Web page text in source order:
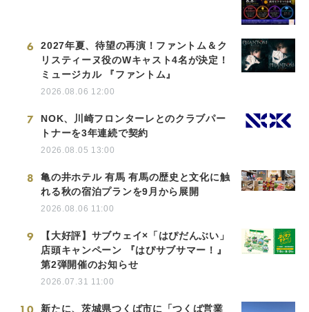
6
2027年夏、待望の再演！ファントム＆ク
リスティーヌ役のWキャスト4名が決定！
ミュージカル 『ファントム』
2026.08.06 12:00
7
NOK、川崎フロンターレとのクラブパー
トナーを3年連続で契約
2026.08.05 13:00
8
亀の井ホテル 有馬 有馬の歴史と文化に触
れる秋の宿泊プランを9月から展開
2026.08.06 11:00
9
【大好評】サブウェイ×「はぴだんぶい」
店頭キャンペーン 『はぴサブサマー！』
第2弾開催のお知らせ
2026.07.31 11:00
新たに、茨城県つくば市に「つくば営業